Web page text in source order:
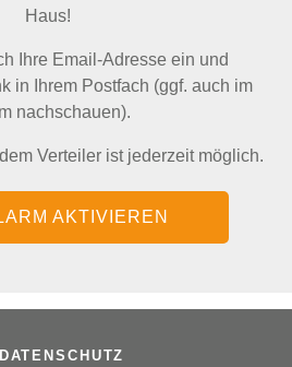
Haus!
Ihre Email-Adresse ein und
in Ihrem Postfach (ggf. auch im
nachschauen).
Verteiler ist jederzeit möglich.
AKTIVIEREN
DATENSCHUTZ